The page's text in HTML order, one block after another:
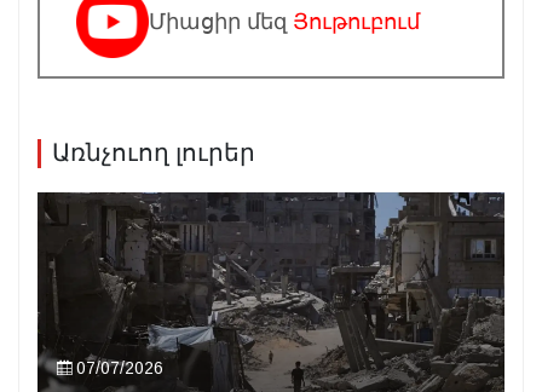
Միացիր մեզ Յութուբում
Առնչուող լուրեր
07/07/2026